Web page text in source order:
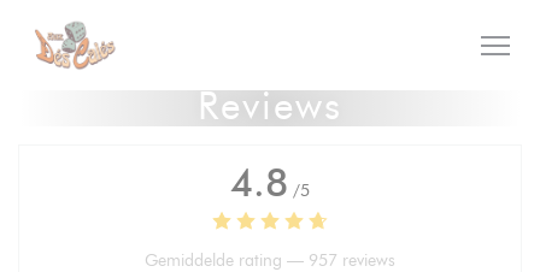
Cookies beheer paneel
Reviews
4.8 /5
Gemiddelde rating — 957 reviews